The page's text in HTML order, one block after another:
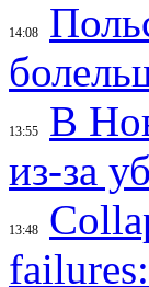
14:08
13:55
В
из-за
13:48